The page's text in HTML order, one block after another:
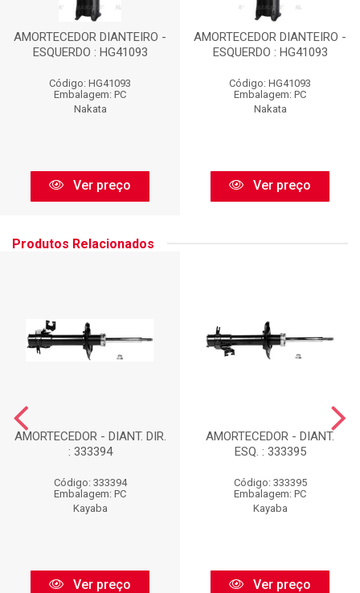
AMORTECEDOR DIANTEIRO -
ESQUERDO : HG41093
Código: HG41093
Embalagem: PC
Nakata
Ver preço
AMORTECEDOR DIANTEIRO -
ESQUERDO : HG41093
Código: HG41093
Embalagem: PC
Nakata
Ver preço
Produtos Relacionados
AMORTECEDOR - DIANT. DIR.
: 333394
Código: 333394
Embalagem: PC
Kayaba
Ver preço
AMORTECEDOR - DIANT.
ESQ. : 333395
Código: 333395
Embalagem: PC
Kayaba
Ver preço